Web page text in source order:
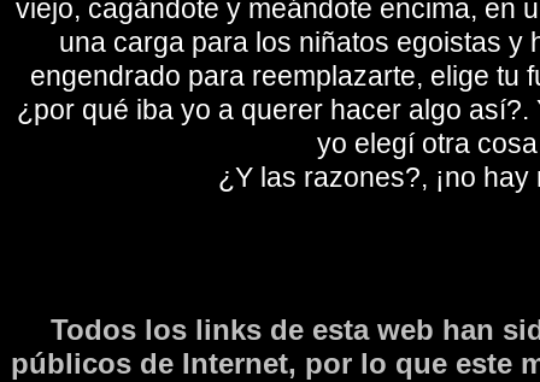
viejo, cagándote y meándote encima, en
una carga para los niñatos egoistas y
engendrado para reemplazarte, elige tu
¿por qué iba yo a querer hacer algo así?.
yo elegí otra
¿Y las razones?, ¡no hay
Todos los links de esta web han
públicos de Internet, por lo que este